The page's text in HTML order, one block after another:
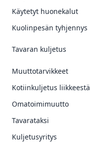
Käytetyt huonekalut
Kuolinpesän tyhjennys
Tavaran kuljetus
Muuttotarvikkeet
Kotiinkuljetus liikkeestä
Omatoimimuutto
Tavarataksi
Kuljetusyritys